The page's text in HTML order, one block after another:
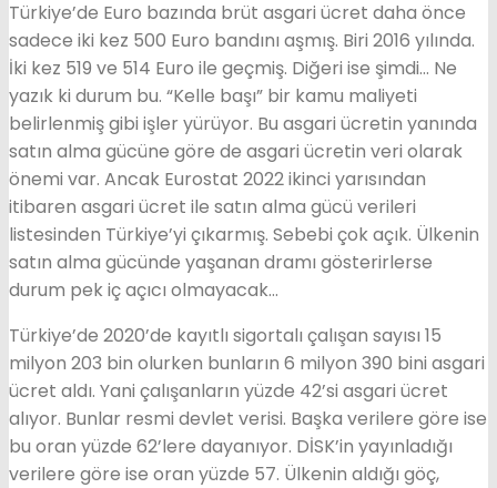
Türkiye’de Euro bazında brüt asgari ücret daha önce
sadece iki kez 500 Euro bandını aşmış. Biri 2016 yılında.
İki kez 519 ve 514 Euro ile geçmiş. Diğeri ise şimdi… Ne
yazık ki durum bu. “Kelle başı” bir kamu maliyeti
belirlenmiş gibi işler yürüyor. Bu asgari ücretin yanında
satın alma gücüne göre de asgari ücretin veri olarak
önemi var. Ancak Eurostat 2022 ikinci yarısından
itibaren asgari ücret ile satın alma gücü verileri
listesinden Türkiye’yi çıkarmış. Sebebi çok açık. Ülkenin
satın alma gücünde yaşanan dramı gösterirlerse
durum pek iç açıcı olmayacak…
Türkiye’de 2020’de kayıtlı sigortalı çalışan sayısı 15
milyon 203 bin olurken bunların 6 milyon 390 bini asgari
ücret aldı. Yani çalışanların yüzde 42’si asgari ücret
alıyor. Bunlar resmi devlet verisi. Başka verilere göre ise
bu oran yüzde 62’lere dayanıyor. DİSK’in yayınladığı
verilere göre ise oran yüzde 57. Ülkenin aldığı göç,